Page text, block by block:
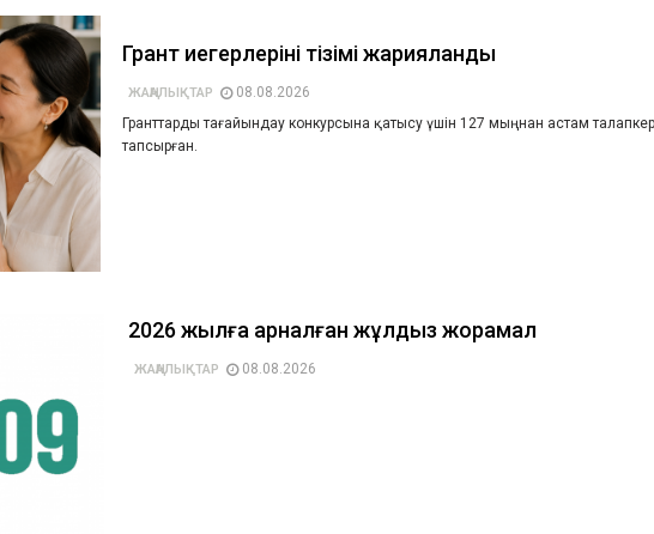
Грант иегерлерінің тізімі жарияланды
ЖАҢАЛЫҚТАР
08.08.2026
Гранттарды тағайындау конкурсына қатысу үшін 127 мыңнан астам
тапсырған.
2026 жылға арналған жұлдыз жорамал
ЖАҢАЛЫҚТАР 08.08.2026